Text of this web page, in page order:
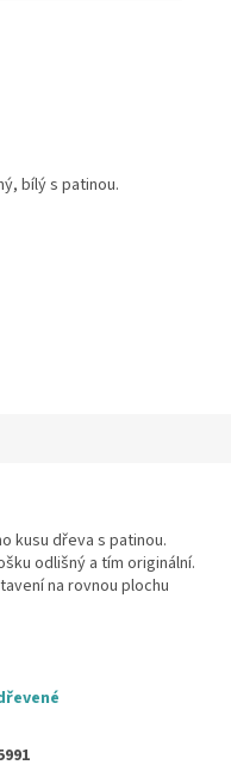
bílý s patinou.
kusu dřeva s patinou.
odlišný a tím originální.
na rovnou plochu